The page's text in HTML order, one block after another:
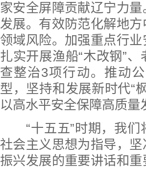
家安全屏障贡献辽宁力
发展。有效防范化解地
领域风险。加强重点行
扎实开展渔船“木改钢”
查整治3项行动。推动
型，坚持和发展新时代“
以高水平安全保障高质量
“十五五”时期，我们
社会主义思想为指导，
振兴发展的重要讲话和